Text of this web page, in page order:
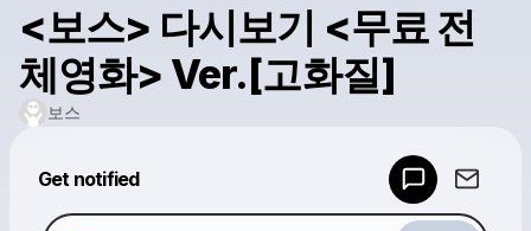
<보스> 다시보기 <무료 전
체영화> Ver.[고화질]
보스
Get notified